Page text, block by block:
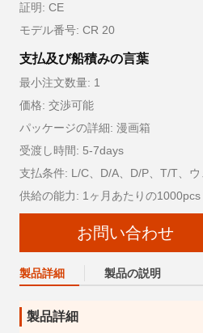
証明: CE
モデル番号: CR 20
支払及び船積みの言葉
最小注文数量: 1
価格: 交渉可能
パッケージの詳細: 漫画箱
受渡し時間: 5-7days
支払条件: L/C、D/A、D/P、T/T、
供給の能力: 1ヶ月あたりの1000pcs
お問い合わせ
製品詳細 製品の説明
製品詳細